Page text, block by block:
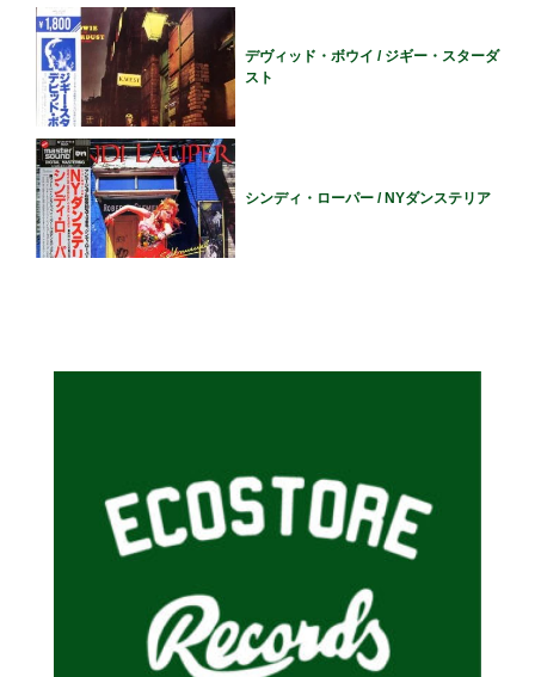
デヴィッド・ボウイ / ジギー・スターダ
スト
シンディ・ローパー / NYダンステリア